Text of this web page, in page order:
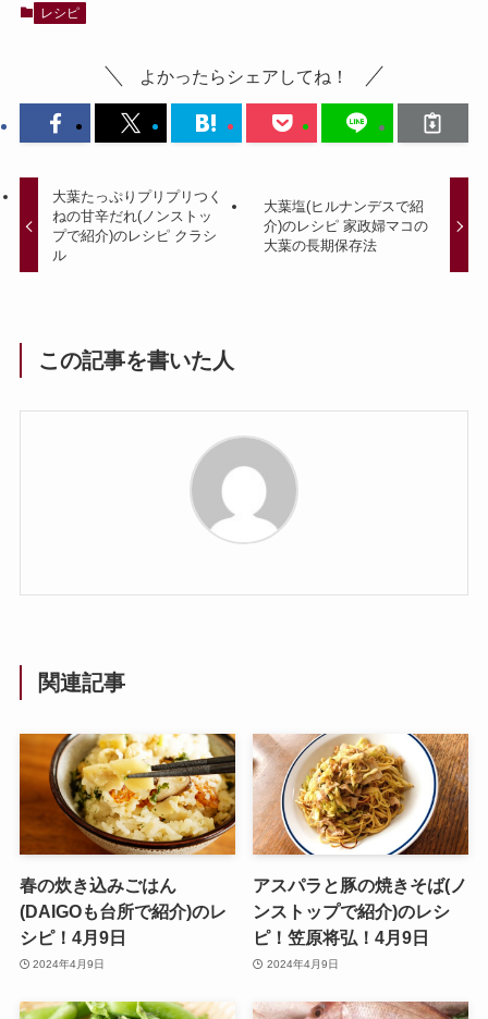
レシピ
よかったらシェアしてね！
大葉たっぷりプリプリつく
ねの甘辛だれ(ノンストッ
プで紹介)のレシピ クラシ
ル
大葉塩(ヒルナンデスで紹
介)のレシピ 家政婦マコの
大葉の長期保存法
この記事を書いた人
関連記事
春の炊き込みごはん
(DAIGOも台所で紹介)のレ
シピ！4月9日
2024年4月9日
アスパラと豚の焼きそば(ノ
ンストップで紹介)のレシ
ピ！笠原将弘！4月9日
2024年4月9日